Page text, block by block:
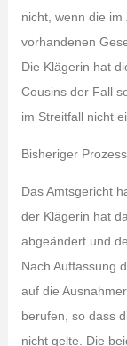
nicht, wenn die
vorhandenen
Die Klägerin hat
Cousins der Fall
im Streitfall nicht
Bisheriger
Das Amtsgericht
der Klägerin hat
abgeändert und
Nach Auffassung
auf die
berufen, so dass
nicht gelte. Die